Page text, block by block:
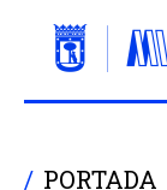
PORTADA